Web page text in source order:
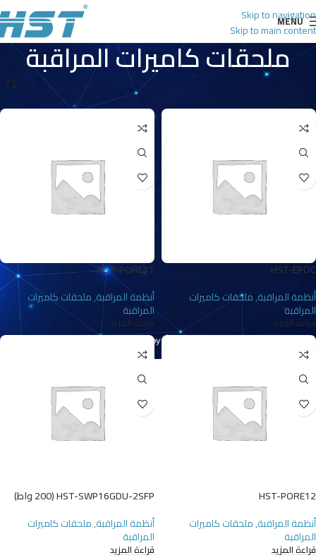
Skip to navigation
Skip to main content
MENU
ملحقات كاميرات المراقبة
أنظمة المراقبة ملحقات كاميرات المراقبة
HST-EPOC
أنظمة المراقبة,ملحقات كاميرات
المراقبة
قراءة المزيد
HST-PORE11
أنظمة المراقبة,ملحقات كاميرات
المراقبة
قراءة المزيد
HST-PORE12
أنظمة المراقبة,ملحقات كاميرات
المراقبة
قراءة المزيد
HST-SWP16GDU-2SFP (200 واط)
أنظمة المراقبة,ملحقات كاميرات
المراقبة
قراءة المزيد